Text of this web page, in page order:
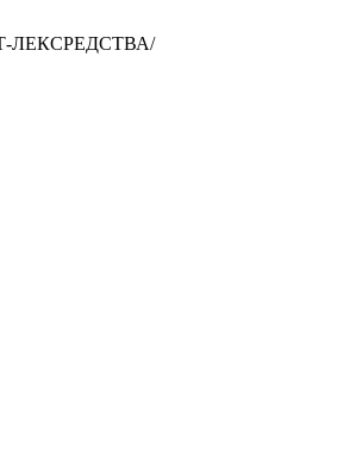
ЛЕКСРЕДСТВА/